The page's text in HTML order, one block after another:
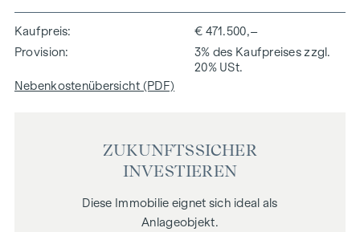
Kaufpreis
€ 471.500,–
Provision
3% des Kaufpreises zzgl.
20% USt.
Nebenkostenübersicht (PDF)
ZUKUNFTSSICHER
INVESTIEREN
Diese Immobilie eignet sich ideal als
Anlageobjekt.